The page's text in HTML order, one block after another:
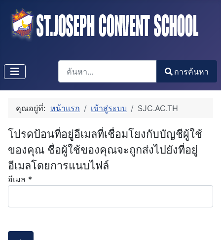
การค้นหา
Type 2 or more characters for results.
การค้นหา
คุณอยู่ที่: หน้าแรก เข้าสู่ระบบ SJC.AC.TH
โปรดป้อนที่อยู่อีเมลที่เชื่อมโยงกับบัญชีผู้ใช้
ของคุณ ชื่อผู้ใช้ของคุณจะถูกส่งไปยังที่อยู่
อีเมลโดยการแนบไฟล์
อีเมล *